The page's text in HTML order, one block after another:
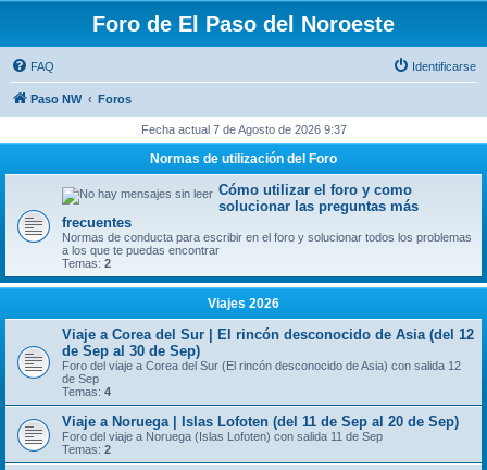
Foro de El Paso del Noroeste
FAQ Identificarse
Paso NW Foros
Fecha actual 7 de Agosto de 2026 9:37
Normas de utilización del Foro
Cómo utilizar el foro y como
solucionar las preguntas más
frecuentes
Normas de conducta para escribir en el foro y solucionar todos los problemas
a los que te puedas encontrar
Temas: 2
Viajes 2026
Viaje a Corea del Sur | El rincón desconocido de Asia (del 12
de Sep al 30 de Sep)
Foro del viaje a Corea del Sur (El rincón desconocido de Asia) con salida 12
de Sep
Temas: 4
Viaje a Noruega | Islas Lofoten (del 11 de Sep al 20 de Sep)
Foro del viaje a Noruega (Islas Lofoten) con salida 11 de Sep
Temas: 2